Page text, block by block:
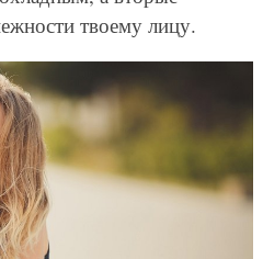
твоему лицу.